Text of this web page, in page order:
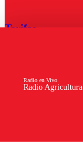
Radio Agricultura
Radio en Vivo
Tarifas